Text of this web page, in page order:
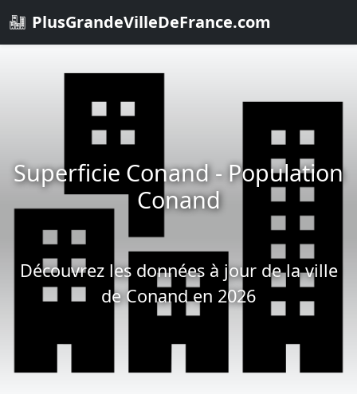
PlusGrandeVilleDeFrance.com
Superficie Conand - Population
Conand
Découvrez les données à jour de la ville
de Conand en 2026